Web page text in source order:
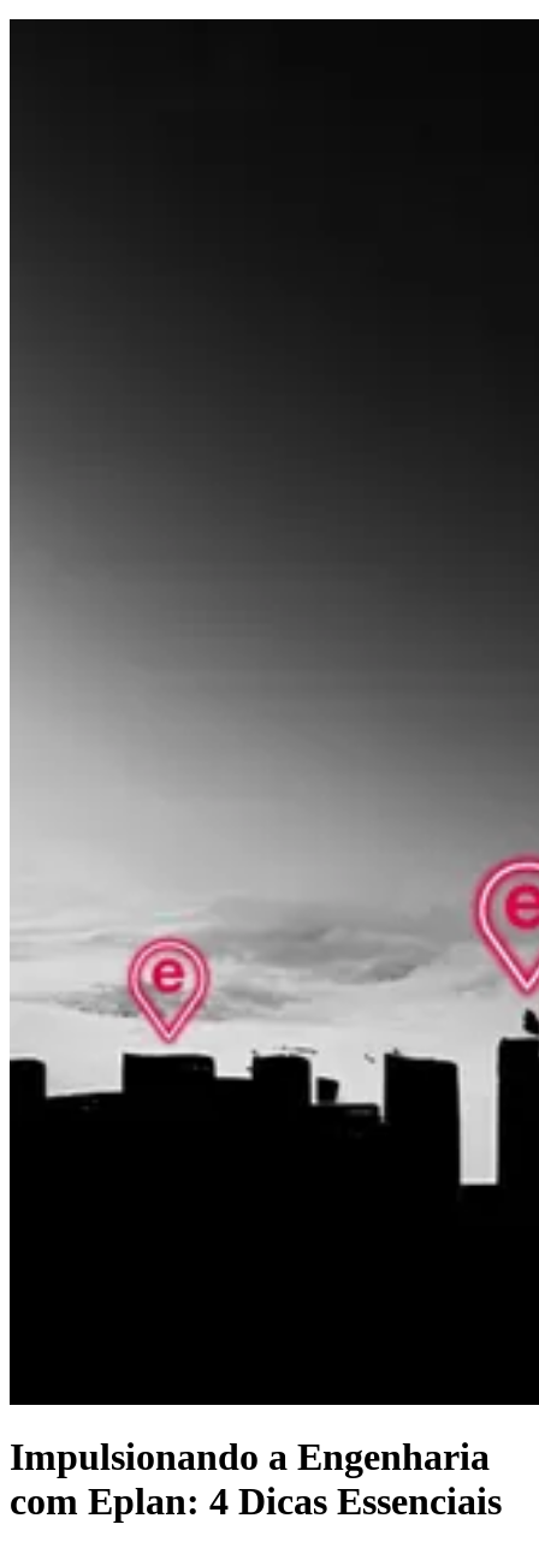
Impulsionando a Engenharia
com Eplan: 4 Dicas Essenciais